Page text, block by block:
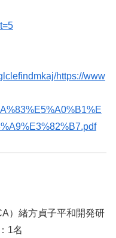
https://www
）緒方貞子平和開発研
1名